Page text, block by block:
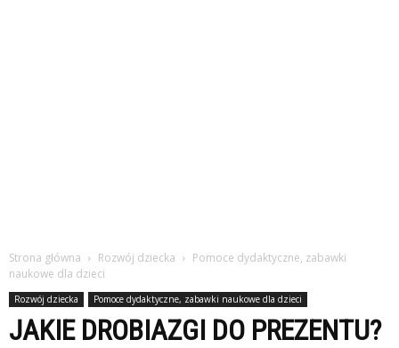
Strona główna Rozwój dziecka
Pomoce dydaktyczne, zabawki
naukowe dla dzieci
Rozwój dziecka Pomoce dydaktyczne, zabawki naukowe dla dzieci
JAKIE DROBIAZGI DO PREZENTU?